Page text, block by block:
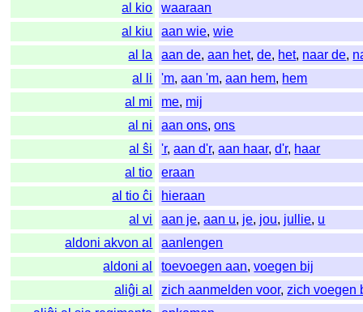
al kio
waaraan
al kiu
aan wie,wie
al la
aan de,aan het,de, het, naar de,
al li
'm,aan 'm,aan hem, hem
al mi
me, mij
al ni
aan ons,ons
al ŝi
'r,aan d'r,aan haar,d'r, haar
al tio
eraan
al tio ĉi
hieraan
al vi
aan je,aan u, je, jou, jullie, u
aldoni akvon al
aanlengen
aldoni al
toevoegen aan,voegen bij
aliĝi al
zich aanmelden voor,zich voegen